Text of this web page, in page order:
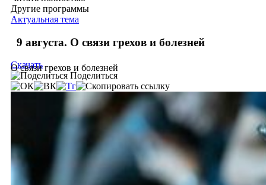
Другие программы
Актуальная тема
9 августа. О связи грехов и болезней
О связи грехов и болезней
Скачать
Поделиться